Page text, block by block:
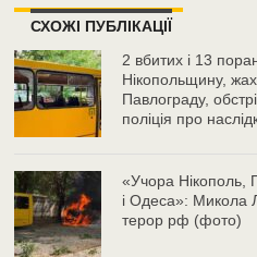
СХОЖІ ПУБЛІКАЦІЇ
2 вбитих і 13
Нікопольщину,
Павлограду,
поліція про
«Учора Нікополь,
і Одеса»: Микола
терор рф (фото)